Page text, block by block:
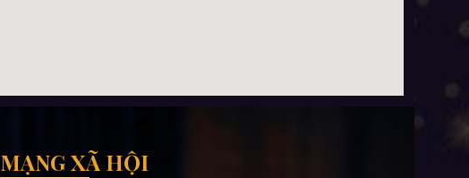
MẠNG XÃ HỘI